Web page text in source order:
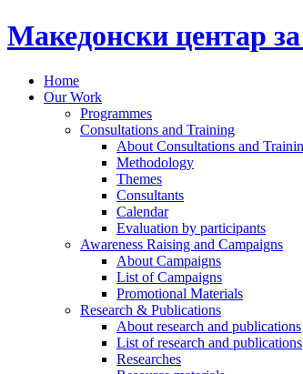
Македонски центар
Home
Our Work
Programmes
Consultations and Training
About Consultations and
Methodology
Themes
Consultants
Calendar
Evaluation by participants
Awareness Raising and Campaigns
About Campaigns
List of Campaigns
Promotional Materials
Research & Publications
About research and publications
List of research and publications
Researches